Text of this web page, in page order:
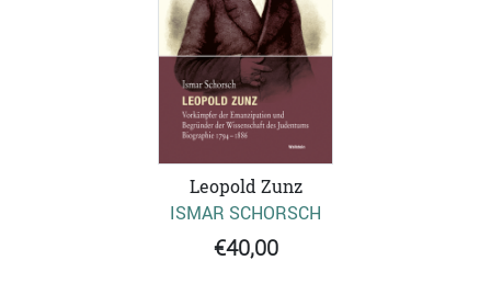
Leopold Zunz
ISMAR SCHORSCH
€40,00